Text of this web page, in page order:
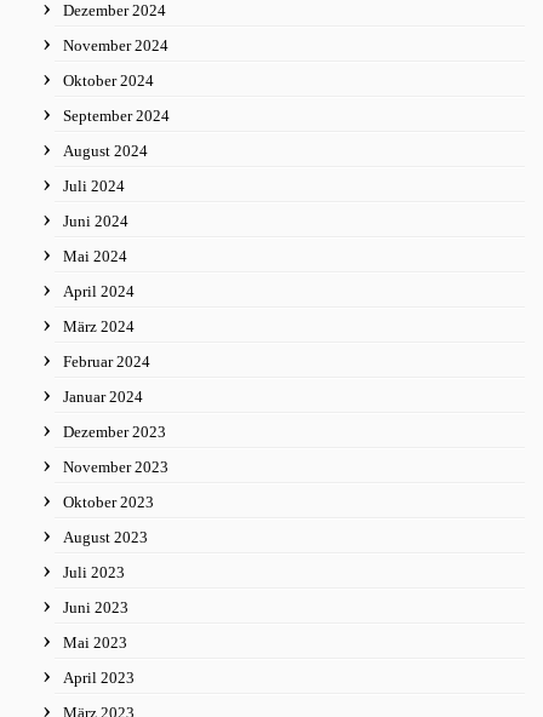
Dezember 2024
November 2024
Oktober 2024
September 2024
August 2024
Juli 2024
Juni 2024
Mai 2024
April 2024
März 2024
Februar 2024
Januar 2024
Dezember 2023
November 2023
Oktober 2023
August 2023
Juli 2023
Juni 2023
Mai 2023
April 2023
März 2023